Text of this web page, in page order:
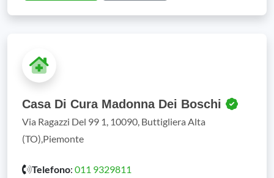
Casa Di Cura Madonna Dei Boschi
Via Ragazzi Del 99 1, 10090, Buttigliera Alta
(TO),Piemonte
Telefono: 011 9329811